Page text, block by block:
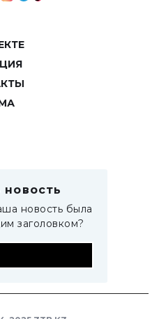
новость была
заголовком?